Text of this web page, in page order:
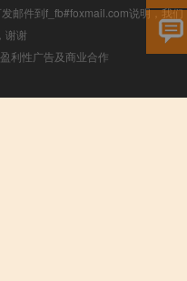
邮件到f_fb#foxmail.com说明，我们
谢谢
利性广告及商业合作